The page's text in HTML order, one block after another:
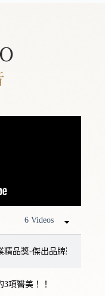
6 Videos
品獎-傑出品牌獎
項醫美！！